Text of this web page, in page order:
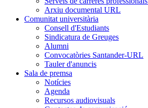
Arxiu documental URL
Comunitat universitària
Consell d'Estudiants
Sindicatura de Greuges
Alumni
Convocatòries Santander-URL
Tauler d'anuncis
Sala de premsa
Notícies
Agenda
Recursos audiovisuals